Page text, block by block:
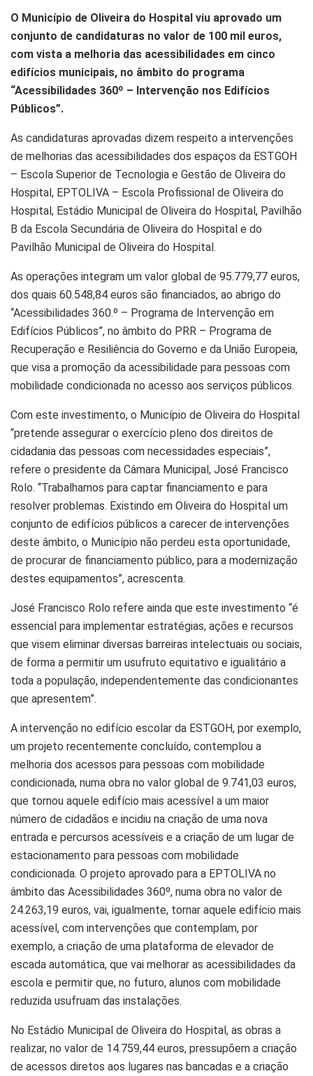
O Município de Oliveira do Hospital viu aprovado um
conjunto de candidaturas no valor de 100 mil euros,
com vista a melhoria das acessibilidades em cinco
edifícios municipais, no âmbito do programa
“Acessibilidades 360º – Intervenção nos Edifícios
Públicos”.
As candidaturas aprovadas dizem respeito a intervenções
de melhorias das acessibilidades dos espaços da ESTGOH
– Escola Superior de Tecnologia e Gestão de Oliveira do
Hospital, EPTOLIVA – Escola Profissional de Oliveira do
Hospital, Estádio Municipal de Oliveira do Hospital, Pavilhão
B da Escola Secundária de Oliveira do Hospital e do
Pavilhão Municipal de Oliveira do Hospital.
As operações integram um valor global de 95.779,77 euros,
dos quais 60.548,84 euros são financiados, ao abrigo do
“Acessibilidades 360.º – Programa de Intervenção em
Edifícios Públicos”, no âmbito do PRR – Programa de
Recuperação e Resiliência do Governo e da União Europeia,
que visa a promoção da acessibilidade para pessoas com
mobilidade condicionada no acesso aos serviços públicos.
Com este investimento, o Município de Oliveira do Hospital
“pretende assegurar o exercício pleno dos direitos de
cidadania das pessoas com necessidades especiais”,
refere o presidente da Câmara Municipal, José Francisco
Rolo. “Trabalhamos para captar financiamento e para
resolver problemas. Existindo em Oliveira do Hospital um
conjunto de edifícios públicos a carecer de intervenções
deste âmbito, o Município não perdeu esta oportunidade,
de procurar de financiamento público, para a modernização
destes equipamentos”, acrescenta.
José Francisco Rolo refere ainda que este investimento “é
essencial para implementar estratégias, ações e recursos
que visem eliminar diversas barreiras intelectuais ou sociais,
de forma a permitir um usufruto equitativo e igualitário a
toda a população, independentemente das condicionantes
que apresentem”.
A intervenção no edifício escolar da ESTGOH, por exemplo,
um projeto recentemente concluído, contemplou a
melhoria dos acessos para pessoas com mobilidade
condicionada, numa obra no valor global de 9.741,03 euros,
que tornou aquele edifício mais acessível a um maior
número de cidadãos e incidiu na criação de uma nova
entrada e percursos acessíveis e a criação de um lugar de
estacionamento para pessoas com mobilidade
condicionada. O projeto aprovado para a EPTOLIVA no
âmbito das Acessibilidades 360º, numa obra no valor de
24.263,19 euros, vai, igualmente, tornar aquele edifício mais
acessível, com intervenções que contemplam, por
exemplo, a criação de uma plataforma de elevador de
escada automática, que vai melhorar as acessibilidades da
escola e permitir que, no futuro, alunos com mobilidade
reduzida usufruam das instalações.
No Estádio Municipal de Oliveira do Hospital, as obras a
realizar, no valor de 14.759,44 euros, pressupõem a criação
de acessos diretos aos lugares nas bancadas e a criação